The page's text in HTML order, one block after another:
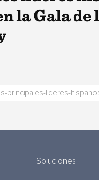
la Gala
Soluciones